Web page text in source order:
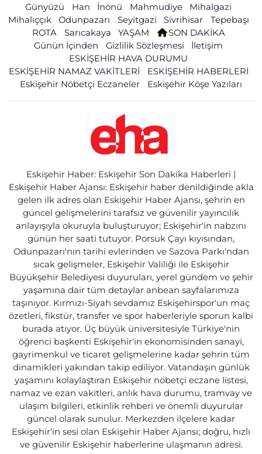
Günyüzü
Han İnönü Mahmudiye
Mihalgazi
Mihalıççık
Odunpazarı Seyitgazi Sivrihisar
Tepebaşı
ROTA
Sarıcakaya YAŞAM
SON DAKİKA
Günün İçinden
Gizlilik Sözleşmesi
İletişim
ESKİŞEHİR HAVA DURUMU
ESKİŞEHİR NAMAZ VAKİTLERİ
ESKİŞEHİR HABERLERİ
Eskişehir Nöbetçi Eczaneler
Eskişehir Köşe Yazıları
Eskişehir Haber: Eskişehir Son Dakika Haberleri |
Eskişehir Haber Ajansı: Eskişehir haber denildiğinde akla
gelen ilk adres olan Eskişehir Haber Ajansı, şehrin en
güncel gelişmelerini tarafsız ve güvenilir yayıncılık
anlayışıyla okuruyla buluşturuyor; Eskişehir'in nabzını
günün her saati tutuyor. Porsuk Çayı kıyısından,
Odunpazarı'nın tarihi evlerinden ve Sazova Parkı'ndan
sıcak gelişmeler, Eskişehir Valiliği ile Eskişehir
Büyükşehir Belediyesi duyuruları, yerel gündem ve şehir
yaşamına dair tüm detaylar anbean sayfalarımıza
taşınıyor. Kırmızı-Siyah sevdamız Eskişehirspor'un maç
özetleri, fikstür, transfer ve spor haberleriyle sporun kalbi
burada atıyor. Üç büyük üniversitesiyle Türkiye'nin
öğrenci başkenti Eskişehir'in ekonomisinden sanayi,
gayrimenkul ve ticaret gelişmelerine kadar şehrin tüm
dinamikleri yakından takip ediliyor. Vatandaşın günlük
yaşamını kolaylaştıran Eskişehir nöbetçi eczane listesi,
namaz ve ezan vakitleri, anlık hava durumu, tramvay ve
ulaşım bilgileri, etkinlik rehberi ve önemli duyurular
güncel olarak sunulur. Merkezden ilçelere kadar
Eskişehir'in sesi olan Eskişehir Haber Ajansı; doğru, hızlı
ve güvenilir Eskişehir haberlerine ulaşmanın adresi.